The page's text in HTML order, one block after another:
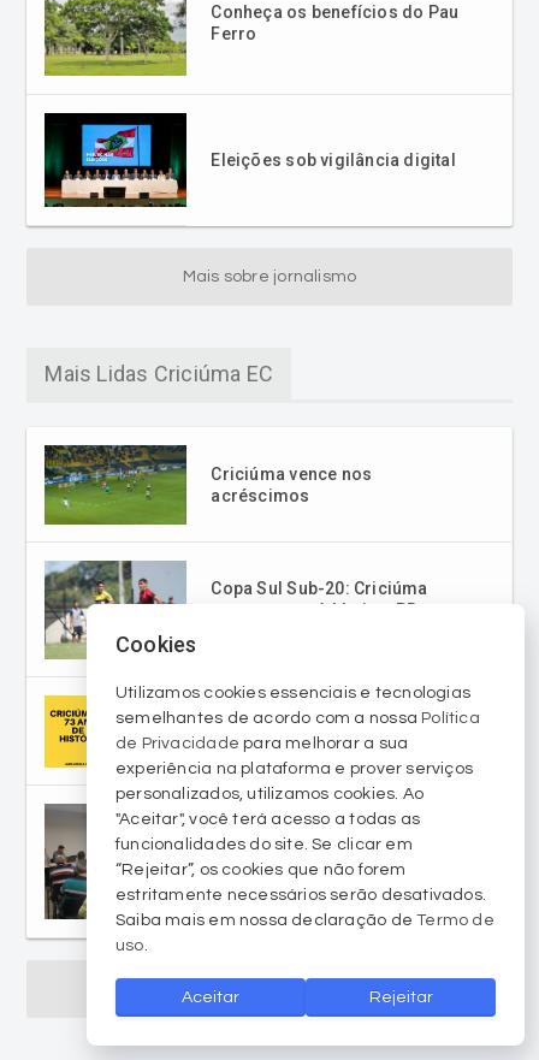
Conheça os benefícios do Pau
Ferro
Eleições sob vigilância digital
Mais sobre jornalismo
Mais Lidas Criciúma EC
Criciúma vence nos
acréscimos
Copa Sul Sub-20: Criciúma
empata com Athletico-PR na
Reunião do Conselho
Deliberativo
Mais sobre Criciúma EC
Cookies
Utilizamos cookies essenciais e tecnologias
semelhantes de acordo com a nossa Política
de Privacidade para melhorar a sua
experiência na plataforma e prover serviços
personalizados, utilizamos cookies. Ao
"Aceitar", você terá acesso a todas as
funcionalidades do site. Se clicar em
“Rejeitar”, os cookies que não forem
estritamente necessários serão desativados.
Saiba mais em nossa declaração deTermo de
uso.
Aceitar Rejeitar